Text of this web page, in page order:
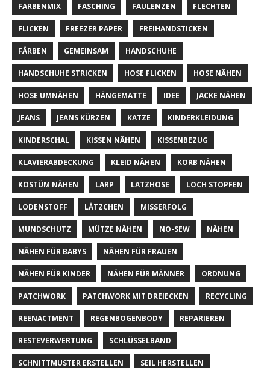
FARBENMIX FASCHING FAULENZEN FLECHTEN
FLICKEN FREEZER PAPER FREIHANDSTICKEN
FÄRBEN GEMEINSAM HANDSCHUHE
HANDSCHUHE STRICKEN HOSE FLICKEN HOSE NÄHEN
HOSE UMNÄHEN HÄNGEMATTE IDEE JACKE NÄHEN
JEANS JEANS KÜRZEN KATZE KINDERKLEIDUNG
KINDERSCHAL KISSEN NÄHEN KISSENBEZUG
KLAVIERABDECKUNG KLEID NÄHEN KORB NÄHEN
KOSTÜM NÄHEN LARP LATZHOSE LOCH STOPFEN
LODENSTOFF LÄTZCHEN MISSERFOLG
MUNDSCHUTZ MÜTZE NÄHEN NO-SEW NÄHEN
NÄHEN FÜR BABYS NÄHEN FÜR FRAUEN
NÄHEN FÜR KINDER NÄHEN FÜR MÄNNER ORDNUNG
PATCHWORK PATCHWORK MIT DREIECKEN RECYCLING
REENACTMENT REGENBOGENBODY REPARIEREN
RESTEVERWERTUNG SCHLÜSSELBAND
SCHNITTMUSTER ERSTELLEN SEIL HERSTELLEN